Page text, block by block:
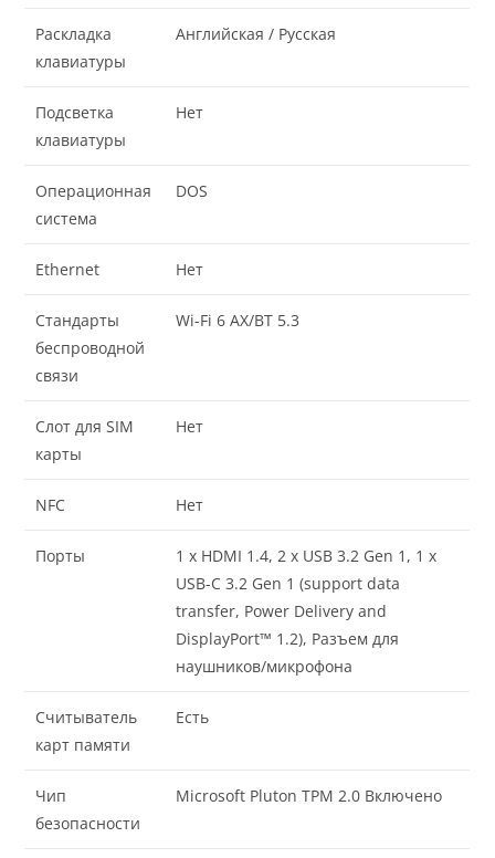
Раскладка
клавиатуры
Английская / Русская
Подсветка
клавиатуры
Нет
Операционная
система
DOS
Ethernet Нет
Стандарты
беспроводной
связи
Wi-Fi 6 AX/BT 5.3
Слот для SIM
карты
Нет
NFC Нет
Порты
1 x HDMI 1.4, 2 x USB 3.2 Gen 1, 1 x
USB-C 3.2 Gen 1 (support data
transfer, Power Delivery and
DisplayPort™ 1.2), Разъем для
наушников/микрофона
Считыватель
карт памяти
Есть
Чип
безопасности
Microsoft Pluton TPM 2.0 Включено